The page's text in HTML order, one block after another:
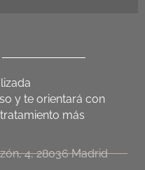
y te orientará con
más
4, 28036 Madrid